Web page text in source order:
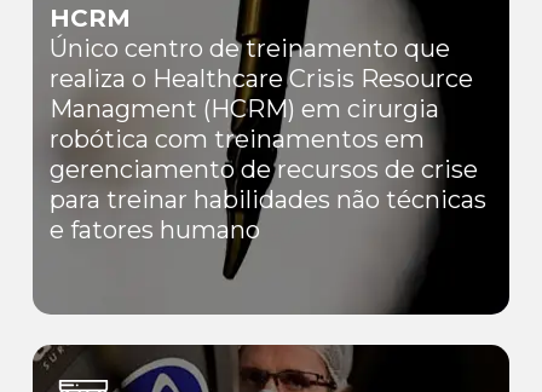
HCRM
Único centro de treinamento que
realiza o Healthcare Crisis Resource
Managment (HCRM) em cirurgia
robótica com treinamentos em
gerenciamento de recursos de crise
para treinar habilidades não técnicas
e fatores humano